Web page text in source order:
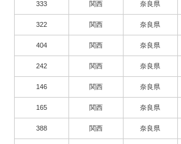
333 関西 奈良県
322 関西 奈良県
404 関西 奈良県
242 関西 奈良県
146 関西 奈良県
165 関西 奈良県
388 関西 奈良県